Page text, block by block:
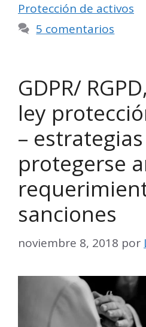
Protección de activos
5 comentarios
GDPR/
ley
–
protegerse
sanciones
noviembre 8, 2018 por